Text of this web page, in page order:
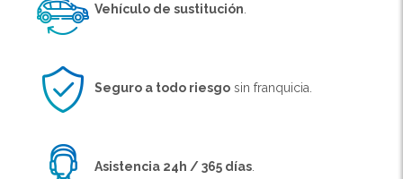
Vehículo de sustitución
Seguro a todo riesgo sin franquicia.
Asistencia 24h / 365 días